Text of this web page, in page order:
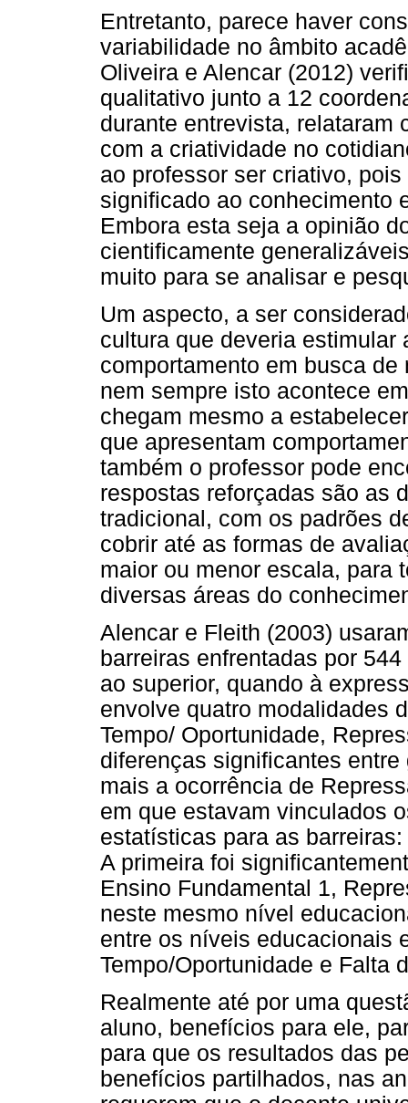
Entretanto, parece haver
variabilidade no âmbito
Oliveira e Alencar (2012)
qualitativo junto a 12
durante entrevista, relataram
com a criatividade no
ao professor ser criativo,
significado ao conhecimento
Embora esta seja a opinião
cientificamente
muito para se analisar e
Um aspecto, a ser
cultura que deveria
comportamento em busca
nem sempre isto acontece
chegam mesmo a
que apresentam
também o professor pode
respostas reforçadas são as
tradicional, com os padrões
cobrir até as formas de
maior ou menor escala, para
diversas áreas do
Alencar e Fleith (2003)
barreiras enfrentadas por
ao superior, quando à
envolve quatro modalidades
Tempo/ Oportunidade,
diferenças significantes
mais a ocorrência de
em que estavam vinculados
estatísticas para as
A primeira foi
Ensino Fundamental 1,
neste mesmo nível
entre os níveis educacionais
Tempo/Oportunidade e Falta
Realmente até por uma
aluno, benefícios para ele,
para que os resultados das
benefícios partilhados, nas